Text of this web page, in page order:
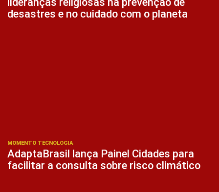
desastres e no cuidado com o planeta
MOMENTO TECNOLOGIA
AdaptaBrasil lança Painel Cidades para
facilitar a consulta sobre risco climático